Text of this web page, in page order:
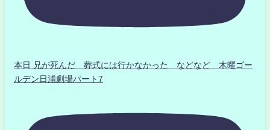
本日 兄が死んだ 葬式には行かなかった などなど 木曜ゴー
ルデン日浦劇場パート7